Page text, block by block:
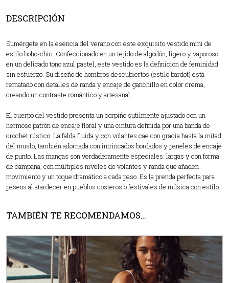
DESCRIPCIÓN
Sumérgete en la esencia del verano con este exquisito vestido mini de
estilo boho-chic. Confeccionado en un tejido de algodón, ligero y vaporoso
en un delicado tono azul pastel, este vestido es la definición de feminidad
sin esfuerzo. Su diseño de hombros descubiertos (estilo bardot) está
rematado con detalles de randa y encaje de ganchillo en color crema,
creando un contraste romántico y artesanal.
El cuerpo del vestido presenta un corpiño sutilmente ajustado con un
hermoso patrón de encaje floral y una cintura definida por una banda de
crochet rústico. La falda fluida y con volantes cae con gracia hasta la mitad
del muslo, también adornada con intrincados bordados y paneles de encaje
de punto. Las mangas son verdaderamente especiales: largas y con forma
de campana, con múltiples niveles de volantes y randa que añaden
movimiento y un toque dramático a cada paso. Es la prenda perfecta para
paseos al atardecer en pueblos costeros o festivales de música con estilo.
TAMBIÉN TE RECOMENDAMOS…